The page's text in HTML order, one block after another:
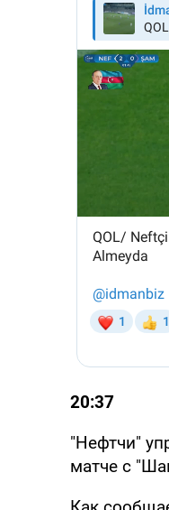
20:37
"Нефтчи"
матче с